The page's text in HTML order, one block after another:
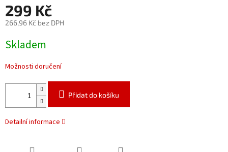
299 Kč
266,96 Kč bez DPH
cena:
Skladem
Možnosti doručení
Přidat do košíku
Detailní informace